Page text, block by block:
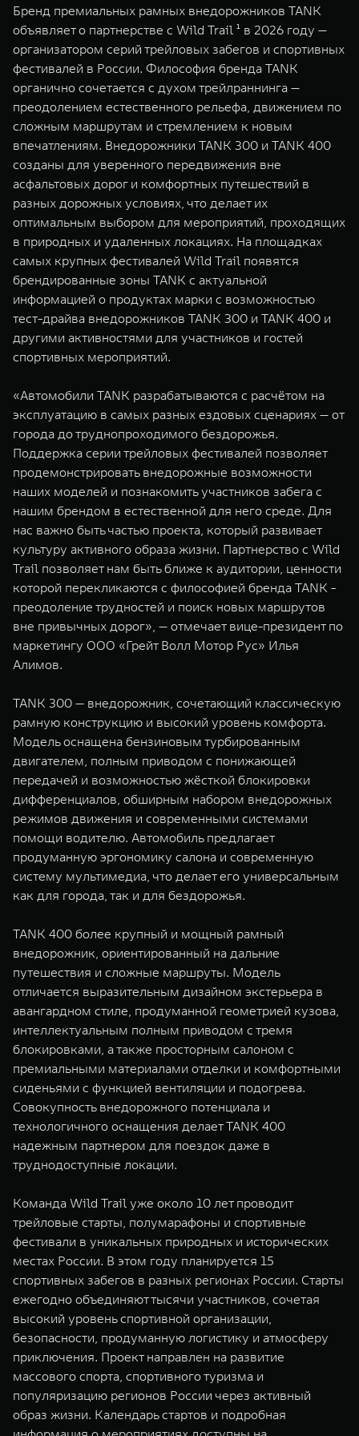
WEY 07
Расширяя границы комфорта
от 6 149 000 ₽
WEY 05
Эстетика
от 5 699
WEY 80
Масштаб возможностей
от 6 449 000 ₽
WEY 80
Масштаб
от 8 099
Бренд премиальных рамных внедорожников TANK
объявляет о партнерстве с Wild Trail ¹ в 2026 году —
организатором серий трейловых забегов и спортивных
фестивалей в России. Философия бренда TANK
органично сочетается с духом трейлраннинга —
преодолением естественного рельефа, движением по
сложным маршрутам и стремлением к новым
впечатлениям. Внедорожники TANK 300 и TANK 400
созданы для уверенного передвижения вне
асфальтовых дорог и комфортных путешествий в
разных дорожных условиях, что делает их
оптимальным выбором для мероприятий, проходящих
в природных и удаленных локациях. На площадках
самых крупных фестивалей Wild Trail появятся
брендированные зоны TANK с актуальной
информацией о продуктах марки с возможностью
тест-драйва внедорожников TANK 300 и TANK 400 и
другими активностями для участников и гостей
спортивных мероприятий.
«Автомобили TANK разрабатываются с расчётом на
эксплуатацию в самых разных ездовых сценариях — от
города до труднопроходимого бездорожья.
Поддержка серии трейловых фестивалей позволяет
продемонстрировать внедорожные возможности
наших моделей и познакомить участников забега с
нашим брендом в естественной для него среде. Для
нас важно быть частью проекта, который развивает
культуру активного образа жизни. Партнерство с Wild
Trail позволяет нам быть ближе к аудитории, ценности
которой перекликаются с философией бренда TANK -
преодоление трудностей и поиск новых маршрутов
вне привычных дорог», — отмечает вице-президент по
маркетингу ООО «Грейт Волл Мотор Рус» Илья
Алимов.
TANK 300 — внедорожник, сочетающий классическую
рамную конструкцию и высокий уровень комфорта.
Модель оснащена бензиновым турбированным
двигателем, полным приводом с понижающей
передачей и возможностью жёсткой блокировки
дифференциалов, обширным набором внедорожных
режимов движения и современными системами
помощи водителю. Автомобиль предлагает
продуманную эргономику салона и современную
систему мультимедиа, что делает его универсальным
как для города, так и для бездорожья.
TANK 400 более крупный и мощный рамный
внедорожник, ориентированный на дальние
путешествия и сложные маршруты. Модель
отличается выразительным дизайном экстерьера в
авангардном стиле, продуманной геометрией кузова,
интеллектуальным полным приводом с тремя
блокировками, а также просторным салоном с
премиальными материалами отделки и комфортными
сиденьями с функцией вентиляции и подогрева.
Совокупность внедорожного потенциала и
технологичного оснащения делает TANK 400
надежным партнером для поездок даже в
труднодоступные локации.
Команда Wild Trail уже около 10 лет проводит
трейловые старты, полумарафоны и спортивные
фестивали в уникальных природных и исторических
местах России. В этом году планируется 15
спортивных забегов в разных регионах России. Старты
ежегодно объединяют тысячи участников, сочетая
высокий уровень спортивной организации,
безопасности, продуманную логистику и атмосферу
приключения. Проект направлен на развитие
массового спорта, спортивного туризма и
популяризацию регионов России через активный
образ жизни. Календарь стартов и подробная